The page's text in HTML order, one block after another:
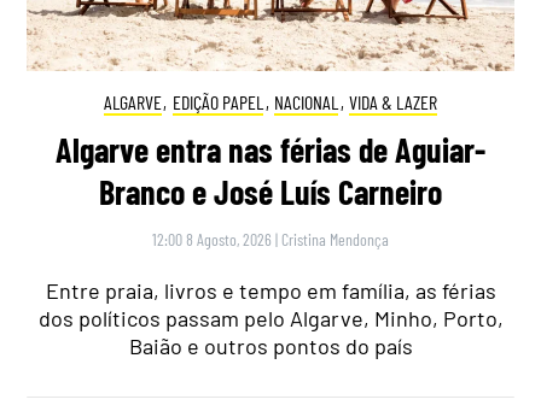
ALGARVE, EDIÇÃO PAPEL , NACIONAL , VIDA & LAZER
Algarve entra nas férias de Aguiar-
Branco e José Luís Carneiro
12:00 8 Agosto, 2026 | Cristina Mendonça
Entre praia, livros e tempo em família, as férias
dos políticos passam pelo Algarve, Minho, Porto,
Baião e outros pontos do país